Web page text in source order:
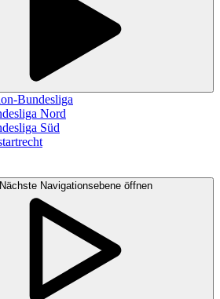
Bundesliga
Nord
Süd
Nächste Navigationsebene öffnen